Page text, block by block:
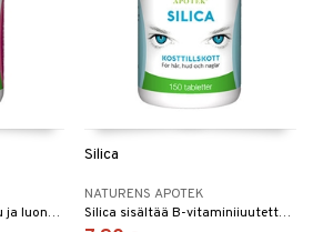
Ruusunjuuri on tunnettu ja luonnollinen kasviuute joka on arvostettu sen sisältämien ominaisuuksien osalta, jotka edistävät elimistön suorituskykyä.
Silica
NATURENS APOTEK
Silica sisältää B-vitaminiiuutetta, piitä ja L-lysiiniä.